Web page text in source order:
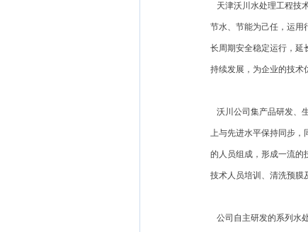
天津沃川水处理工程技
节水、节能为己任，运用
长周期安全稳定运行，延
持续发展，为企业的技术
沃川公司集产品研发、
上与先进水平保持同步，
的人员组成，形成一流的
技术人员培训、清洗预膜
公司自主研发的系列水